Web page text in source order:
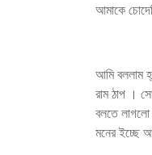
আমাকে
আমি বললাম
রাম ঠাপ ।
বলতে
মনের ইচ্ছে